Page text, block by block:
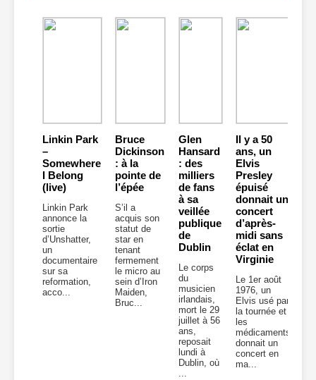
Linkin Park
–
Somewhere
I Belong
(live)
Linkin Park
annonce la
sortie
d’Unshatter,
un
documentaire
sur sa
reformation,
acco...
Bruce
Dickinson
: à la
pointe de
l’épée
S’il a
acquis son
statut de
star en
tenant
fermement
le micro au
sein d’Iron
Maiden,
Bruc...
Glen
Hansard
: des
milliers
de fans
à sa
veillée
publique
de
Dublin
Le corps
du
musicien
irlandais,
mort le 29
juillet à 56
ans,
reposait
lundi à
Dublin, où
...
Il y a 50
ans, un
Elvis
Presley
épuisé
donnait un
concert
d’après-
midi sans
éclat en
Virginie
Le 1er août
1976, un
Elvis usé par
la tournée et
les
médicaments
donnait un
concert en
ma...